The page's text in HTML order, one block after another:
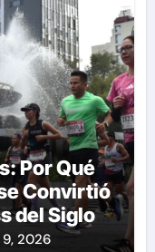
Por Qué
Convirtió
del Siglo
2026